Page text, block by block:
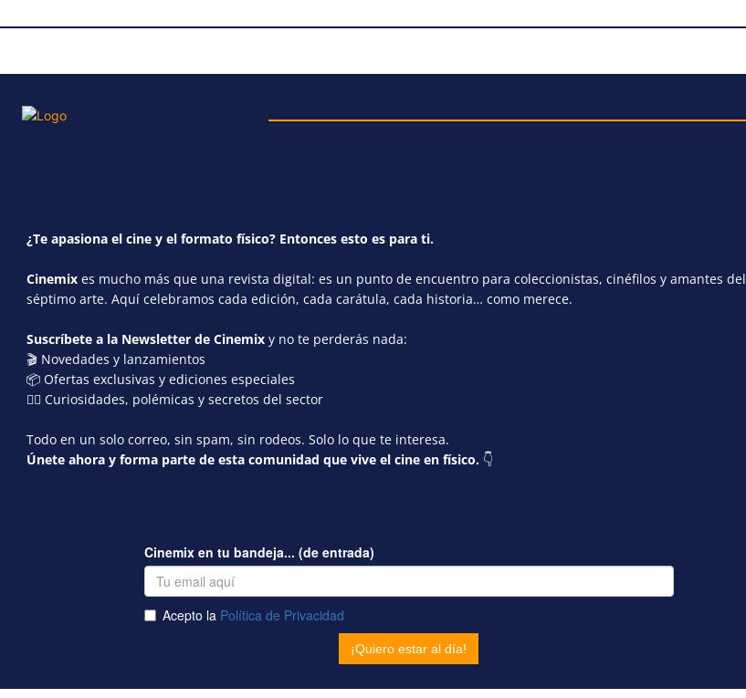
¿Te apasiona el cine y el formato físico? Entonces esto es para ti.
Cinemix es mucho más que una revista digital: es un punto de encuentro para coleccionistas, cinéfilos y amantes del
séptimo arte. Aquí celebramos cada edición, cada carátula, cada historia… como merece.
Suscríbete a la Newsletter de Cinemix y no te perderás nada:
🎬 Novedades y lanzamientos
📦 Ofertas exclusivas y ediciones especiales
🕵️‍♂️ Curiosidades, polémicas y secretos del sector
Todo en un solo correo, sin spam, sin rodeos. Solo lo que te interesa.
Únete ahora y forma parte de esta comunidad que vive el cine en físico. 👇